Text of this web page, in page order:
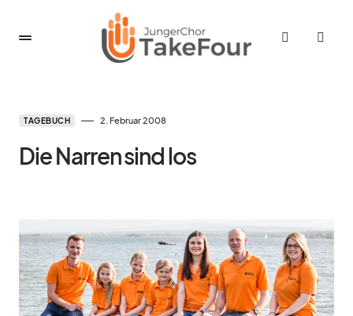
TAGEBUCH 2. Februar 2008
Die Narren sind los